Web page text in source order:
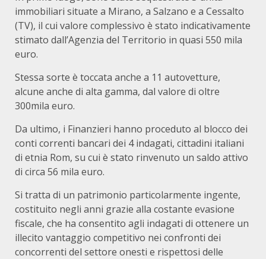
immobiliari situate a Mirano, a Salzano e a Cessalto
(TV), il cui valore complessivo è stato indicativamente
stimato dall’Agenzia del Territorio in quasi 550 mila
euro.
Stessa sorte è toccata anche a 11 autovetture,
alcune anche di alta gamma, dal valore di oltre
300mila euro.
Da ultimo, i Finanzieri hanno proceduto al blocco dei
conti correnti bancari dei 4 indagati, cittadini italiani
di etnia Rom, su cui è stato rinvenuto un saldo attivo
di circa 56 mila euro.
Si tratta di un patrimonio particolarmente ingente,
costituito negli anni grazie alla costante evasione
fiscale, che ha consentito agli indagati di ottenere un
illecito vantaggio competitivo nei confronti dei
concorrenti del settore onesti e rispettosi delle